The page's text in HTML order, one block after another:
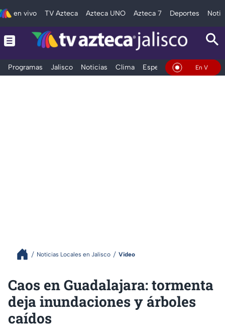
en vivo TV Azteca Azteca UNO Azteca 7 Deportes
Programas Jalisco Noticias Clima Espectáculos Deportes
En Vivo
Noticias Locales en Jalisco Video
Caos en Guadalajara: tormenta
deja inundaciones y árboles
caídos